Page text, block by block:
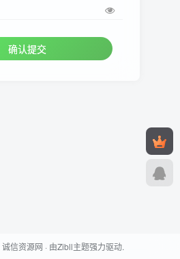
确认提交
诚信资源网 · 由Zibll主题强力驱动.